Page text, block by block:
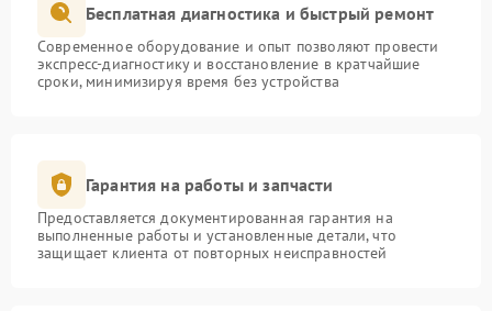
Бесплатная диагностика и быстрый ремонт
Современное оборудование и опыт позволяют провести
экспресс-диагностику и восстановление в кратчайшие
сроки, минимизируя время без устройства
Гарантия на работы и запчасти
Предоставляется документированная гарантия на
выполненные работы и установленные детали, что
защищает клиента от повторных неисправностей